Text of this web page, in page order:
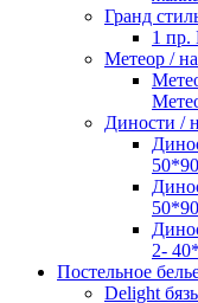
Гранд
1 пр.
Метеор /
Диности /
2-
Постельное
Delight